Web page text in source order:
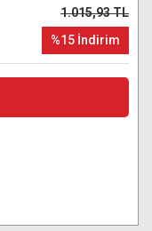
1.015,93 TL
%15 İndirim